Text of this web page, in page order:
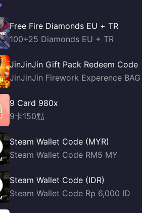
Free Fire Diamonds EU + TR
100+25 Diamonds EU + TR
JinJinJin Gift Pack Redeem Code
JinJinJin Firework Experence BAG
9 Card 980x
9卡150點
Steam Wallet Code (MYR)
Steam Wallet Code RM5 MY
Steam Wallet Code (IDR)
Steam Wallet Code Rp 6,000 ID